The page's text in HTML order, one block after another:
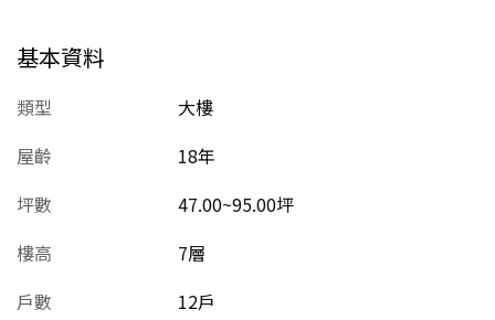
基本資料
類型
大樓
屋齡
18年
坪數
47.00~95.00坪
樓高
7層
戶數
12戶